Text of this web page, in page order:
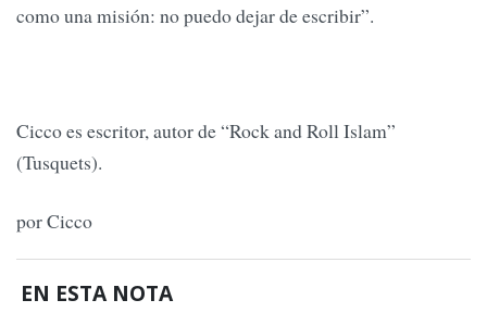
como una misión: no puedo dejar de escribir”.
Cicco es escritor, autor de “Rock and Roll Islam”
(Tusquets).
por Cicco
EN ESTA NOTA